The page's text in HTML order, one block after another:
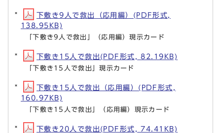
下敷き9人で救出（応用編）(PDF形式,
138.95KB)
「下敷き9人で救出」（応用編）現示カード
下敷き15人で救出(PDF形式, 82.19KB)
「下敷き15人で救出」現示カード
下敷き15人で救出（応用編）(PDF形式,
160.97KB)
「下敷き15人で救出」（応用編）現示カード
下敷き20人で救出(PDF形式, 74.41KB)